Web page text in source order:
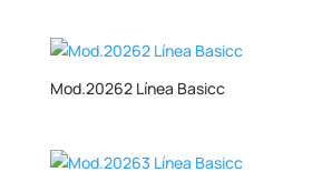
Mod.20262 Línea Basicc